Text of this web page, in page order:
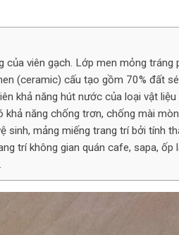
viên gạch. Lớp men mỏng tráng
(ceramic) cấu tạo gồm 70% đất
khả năng hút nước của loại vật liệu
năng chống trơn, chống mài
sinh, mảng miếng trang trí bởi tính
trí không gian quán cafe, sapa, ốp